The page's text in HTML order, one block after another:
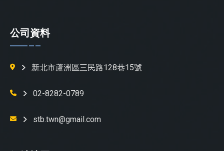
公司資料
新北市蘆洲區三民路128巷15號
02-8282-0789
stb.twn@gmail.com